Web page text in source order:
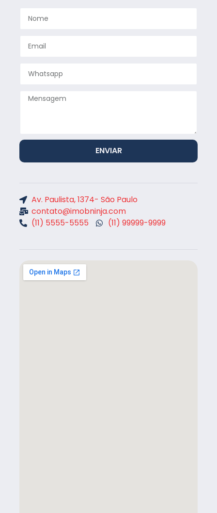
ENVIAR
Av. Paulista, 1374- São Paulo
contato@imobninja.com
(11) 5555-5555
(11) 99999-9999